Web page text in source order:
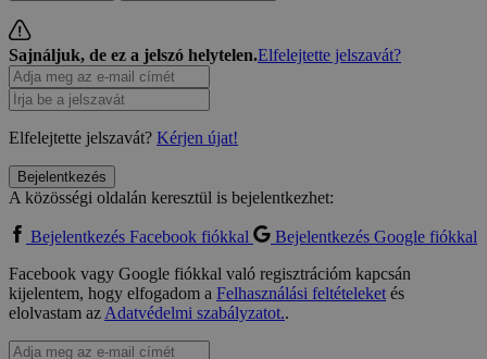
Sajnáljuk, de ez a jelszó helytelen.Elfelejtette jelszavát?
Elfelejtette jelszavát? Kérjen újat!
Bejelentkezés
A közösségi oldalán keresztül is bejelentkezhet:
Bejelentkezés Facebook fiókkal
Bejelentkezés Google fiókkal
Facebook vagy Google fiókkal való regisztrációm kapcsán
kijelentem, hogy elfogadom a Felhasználási feltételeketés
elolvastam azAdatvédelmi szabályzatot..